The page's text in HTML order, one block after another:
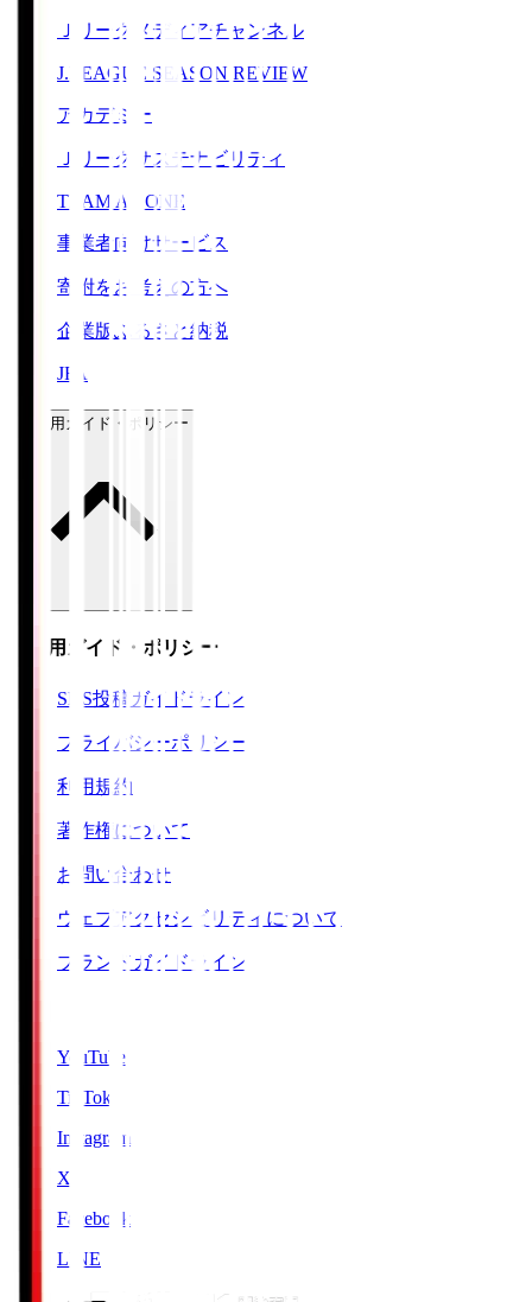
Ｊリーグメディアチャンネル
J.LEAGUE SEASON REVIEW
アカデミー
Ｊリーグサステナビリティ
TEAM AS ONE
事業者向けサービス
寄附をお考えの方へ
企業版ふるさと納税
JFA
ご利用ガイド・ポリシー
ご利用ガイド・ポリシー
SNS投稿ガイドライン
プライバシーポリシー
利用規約
著作権について
お問い合わせ
ウェブアクセシビリティについて
ブランドガイドライン
YouTube
TikTok
Instagram
X
Facebook
LINE